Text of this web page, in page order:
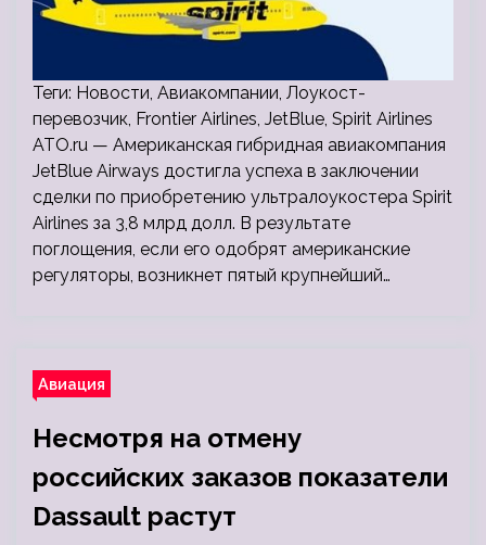
Теги: Новости, Авиакомпании, Лоукост-
перевозчик, Frontier Airlines, JetBlue, Spirit Airlines
ATO.ru — Американская гибридная авиакомпания
JetBlue Airways достигла успеха в заключении
сделки по приобретению ультралоукостера Spirit
Airlines за 3,8 млрд долл. В результате
поглощения, если его одобрят американские
регуляторы, возникнет пятый крупнейший…
Авиация
Несмотря на отмену
российских заказов показатели
Dassault растут